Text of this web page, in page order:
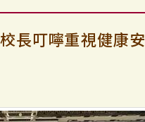
長叮嚀重視健康